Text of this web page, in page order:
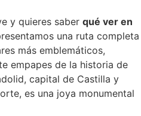
y quieres saber qué ver en
una ruta completa
más emblemáticos,
empapes de la historia de
capital de Castilla y
es una joya monumental